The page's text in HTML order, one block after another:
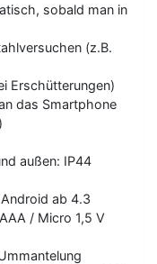
sobald man in
(z.B.
Erschütterungen)
das Smartphone
außen: IP44
ab 4.3
/ Micro 1,5 V